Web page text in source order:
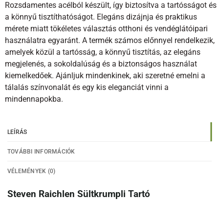
Rozsdamentes acélból készült, így biztosítva a tartósságot és
a könnyű tisztíthatóságot. Elegáns dizájnja és praktikus
mérete miatt tökéletes választás otthoni és vendéglátóipari
használatra egyaránt. A termék számos előnnyel rendelkezik,
amelyek közül a tartósság, a könnyű tisztítás, az elegáns
megjelenés, a sokoldalúság és a biztonságos használat
kiemelkedőek. Ajánljuk mindenkinek, aki szeretné emelni a
tálalás színvonalát és egy kis eleganciát vinni a
mindennapokba.
LEÍRÁS
TOVÁBBI INFORMÁCIÓK
VÉLEMÉNYEK (0)
Steven Raichlen Sültkrumpli Tartó